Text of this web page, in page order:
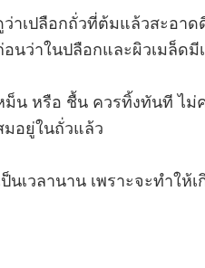
เปลือกถั่วที่ต้มแล้วสะอาด
นว่าในปลือกและผิวเมล็ดมี
น หรือ ชื้น ควรทิ้งทันที ไม่
อยู่ในถั่วแล้ว
นเวลานาน เพราะจะทำให้